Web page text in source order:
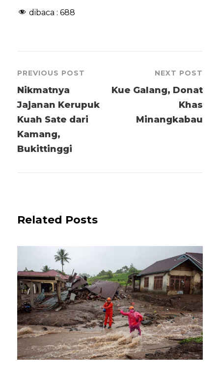
dibaca : 688
PREVIOUS POST
Nikmatnya
Jajanan Kerupuk
Kuah Sate dari
Kamang,
Bukittinggi
NEXT POST
Kue Galang, Donat
Khas
Minangkabau
Related Posts